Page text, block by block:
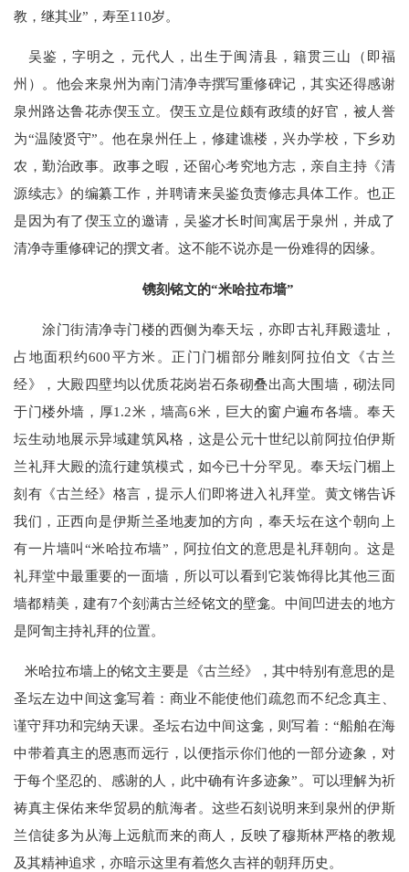
教，继其业”，寿至110岁。
吴鉴，字明之，元代人，出生于闽清县，籍贯三山（即福
州）。他会来泉州为南门清净寺撰写重修碑记，其实还得感谢
泉州路达鲁花赤偰玉立。偰玉立是位颇有政绩的好官，被人誉
为“温陵贤守”。他在泉州任上，修建谯楼，兴办学校，下乡劝
农，勤治政事。政事之暇，还留心考究地方志，亲自主持《清
源续志》的编纂工作，并聘请来吴鉴负责修志具体工作。也正
是因为有了偰玉立的邀请，吴鉴才长时间寓居于泉州，并成了
清净寺重修碑记的撰文者。这不能不说亦是一份难得的因缘。
镌刻铭文的“米哈拉布墙”
涂门街清净寺门楼的西侧为奉天坛，亦即古礼拜殿遗址，
占地面积约600平方米。正门门楣部分雕刻阿拉伯文《古兰
经》，大殿四壁均以优质花岗岩石条砌叠出高大围墙，砌法同
于门楼外墙，厚1.2米，墙高6米，巨大的窗户遍布各墙。奉天
坛生动地展示异域建筑风格，这是公元十世纪以前阿拉伯伊斯
兰礼拜大殿的流行建筑模式，如今已十分罕见。奉天坛门楣上
刻有《古兰经》格言，提示人们即将进入礼拜堂。黄文锵告诉
我们，正西向是伊斯兰圣地麦加的方向，奉天坛在这个朝向上
有一片墙叫“米哈拉布墙”，阿拉伯文的意思是礼拜朝向。这是
礼拜堂中最重要的一面墙，所以可以看到它装饰得比其他三面
墙都精美，建有7个刻满古兰经铭文的壁龛。中间凹进去的地方
是阿訇主持礼拜的位置。
米哈拉布墙上的铭文主要是《古兰经》，其中特别有意思的是
圣坛左边中间这龛写着：商业不能使他们疏忽而不纪念真主、
谨守拜功和完纳天课。圣坛右边中间这龛，则写着：“船舶在海
中带着真主的恩惠而远行，以便指示你们他的一部分迹象，对
于每个坚忍的、感谢的人，此中确有许多迹象”。可以理解为祈
祷真主保佑来华贸易的航海者。这些石刻说明来到泉州的伊斯
兰信徒多为从海上远航而来的商人，反映了穆斯林严格的教规
及其精神追求，亦暗示这里有着悠久吉祥的朝拜历史。